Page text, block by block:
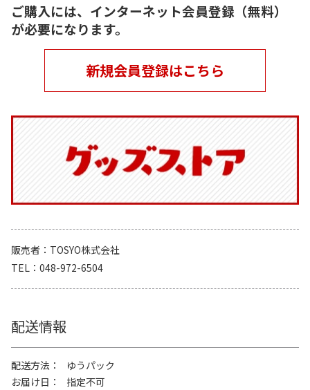
ご購入には、インターネット会員登録（無料）
が必要になります。
新規会員登録はこちら
販売者
TOSYO株式会社
TEL
048-972-6504
配送情報
配送方法
ゆうパック
お届け日
指定不可